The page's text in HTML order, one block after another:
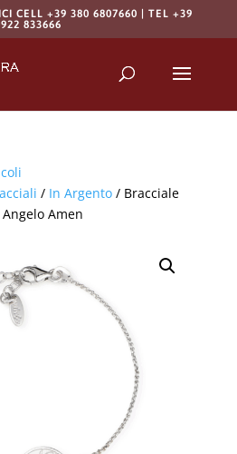
CELL +39 380 6807660 | TEL +39
833666
/ In Argento/ Bracciale
Amen